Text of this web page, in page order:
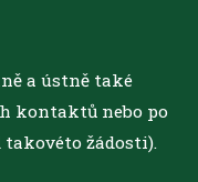
a ústně také
kontaktů nebo po
takovéto žádosti).